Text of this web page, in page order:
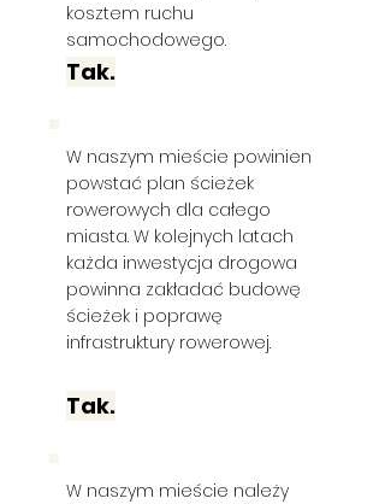
kosztem ruchu
samochodowego.
Tak.
W naszym mieście powinien
powstać plan ścieżek
rowerowych dla całego
miasta. W kolejnych latach
każda inwestycja drogowa
powinna zakładać budowę
ścieżek i poprawę
infrastruktury rowerowej.
Tak.
W naszym mieście należy